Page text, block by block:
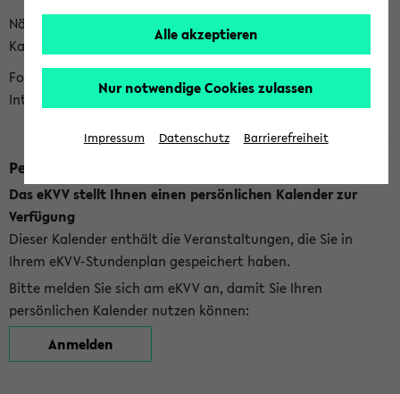
Näheres zu Vorteilen und Funktionsweise der
Kalenderintegration können Sie auf unserer
Folgende Kalender bietet Ihnen das eKVV derzeit zur
Integration an:
Persönlicher Kalender
Das eKVV stellt Ihnen einen persönlichen Kalender zur
Verfügung
Dieser Kalender enthält die Veranstaltungen, die Sie in
Ihrem eKVV-Stundenplan gespeichert haben.
Bitte melden Sie sich am eKVV an, damit Sie Ihren
persönlichen Kalender nutzen können:
Anmelden
Alle akzeptieren
Nur notwendige Cookies zulassen
Impressum Datenschutz Barrierefreiheit